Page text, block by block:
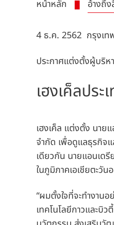
หน้าหลัก อ้างถึ
4 ธ.ค. 2562 กรุงเท
ประกาศแต่งตั้งผู้บริห
เฮงเค็ลปร
เฮงเค็ล แต่งตั้ง นาย
จำกัด เพื่อดูแลธุรกิจ
เดียวกัน นายแอนเด
ในภูมิภาคเอเชียตะวั
“ผมตั้งใจที่จะทำงาน
เทคโนโลยีกาวและบิ